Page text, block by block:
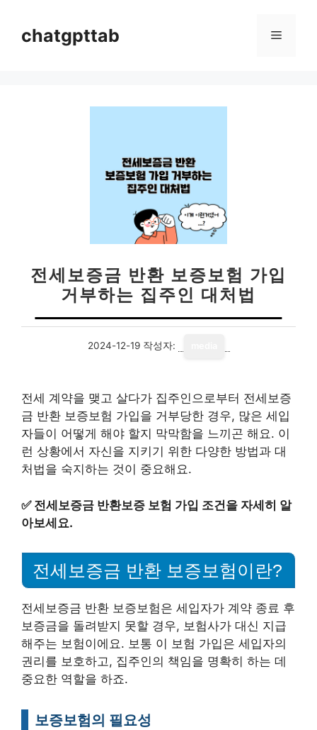
chatgpttab 메
전세보증금 반환 보증보험 가입
거부하는 집주인 대처법
2024-12-19 작성자:
전세 계약을 맺고 살다가 집주인으로부터 전세보증
금 반환 보증보험 가입을 거부당한 경우, 많은 세입
자들이 어떻게 해야 할지 막막함을 느끼곤 해요. 이
런 상황에서 자신을 지키기 위한 다양한 방법과 대
처법을 숙지하는 것이 중요해요.
✅ 전세보증금 반환보증 보험 가입 조건을 자세히 알
아보세요.
전세보증금 반환 보증보험이란?
전세보증금 반환 보증보험은 세입자가 계약 종료 후
보증금을 돌려받지 못할 경우, 보험사가 대신 지급
해주는 보험이에요. 보통 이 보험 가입은 세입자의
권리를 보호하고, 집주인의 책임을 명확히 하는 데
중요한 역할을 하죠.
보증보험의 필요성